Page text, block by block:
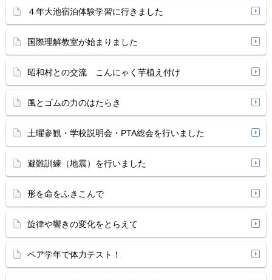
４年大池宿泊体験学習に行きました
国際理解教室が始まりました
昭和村との交流 こんにゃく芋植え付け
風とゴムの力のはたらき
土曜参観・学校説明会・PTA総会を行いました
避難訓練（地震）を行いました
形を命をふきこんで
旋律や響きの変化をとらえて
ペア学年で体力テスト！